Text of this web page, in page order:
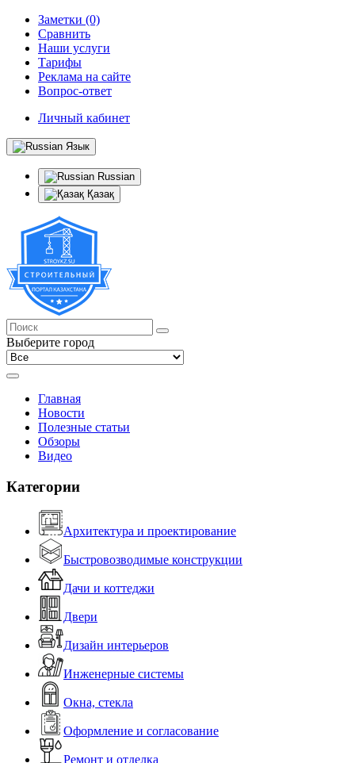
Заметки (0)
Сравнить
Наши услуги
Тарифы
Реклама на сайте
Вопрос-ответ
Личный кабинет
Язык
Russian
Қазақ
Выберите город
Главная
Новости
Полезные статьи
Обзоры
Видео
Категории
Архитектура и проектирование
Быстровозводимые конструкции
Дачи и коттеджи
Двери
Дизайн интерьеров
Инженерные системы
Окна, стекла
Оформление и согласование
Ремонт и отделка